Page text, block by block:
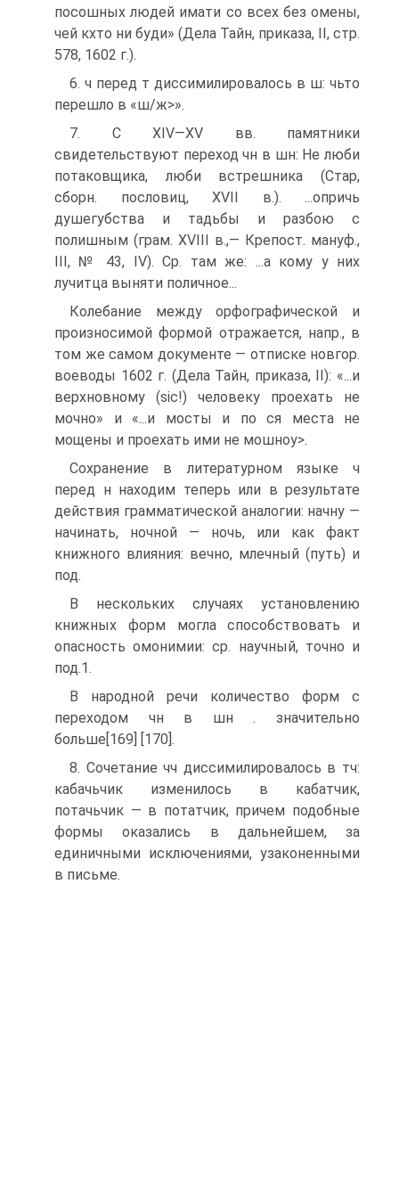
посошных людей имати со всех без омены,
чей кхто ни буди» (Дела Тайн, приказа, II, стр.
578, 1602 г.).
6. ч перед т диссимилировалось в ш: чьто
перешло в «ш/ж>».
7. С XIV—XV вв. памятники
свидетельствуют переход чн в шн: Не люби
потаковщика, люби встрешника (Стар,
сборн. пословиц, XVII в.). ...опричь
душегубства и тадьбы и разбою с
полишным (грам. XVIII в.,— Крепост. мануф.,
III, № 43, IV). Ср. там же: ...а кому у них
лучитца выняти поличное...
Колебание между орфографической и
произносимой формой отражается, напр., в
том же самом документе — отписке новгор.
воеводы 1602 г. (Дела Тайн, приказа, II): «...и
верхновному (sic!) человеку проехать не
мочно» и «...и мосты и по ся места не
мощены и проехать ими не мошноу>.
Сохранение в литературном языке ч
перед н находим теперь или в результате
действия грамматической аналогии: начну —
начинать, ночной — ночь, или как факт
книжного влияния: вечно, млечный (путь) и
под.
В нескольких случаях установлению
книжных форм могла способствовать и
опасность омонимии: ср. научный, точно и
под.1.
В народной речи количество форм с
переходом чн в шн . значительно
больше[169] [170].
8. Сочетание чч диссимилировалось в тч:
кабачьчик изменилось в кабатчик,
потачьчик — в потатчик, причем подобные
формы оказались в дальнейшем, за
единичными исключениями, узаконенными
в письме.